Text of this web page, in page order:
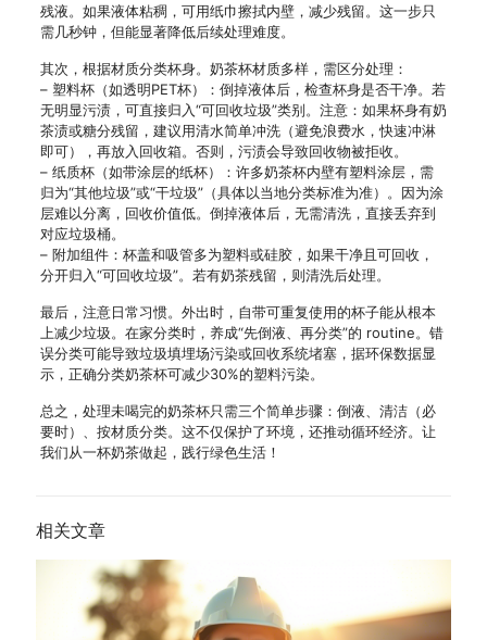
残液。如果液体粘稠，可用纸巾擦拭内壁，减少残留。这一步只
需几秒钟，但能显著降低后续处理难度。
其次，根据材质分类杯身。奶茶杯材质多样，需区分处理：
– 塑料杯（如透明PET杯）：倒掉液体后，检查杯身是否干净。若
无明显污渍，可直接归入“可回收垃圾”类别。注意：如果杯身有奶
茶渍或糖分残留，建议用清水简单冲洗（避免浪费水，快速冲淋
即可），再放入回收箱。否则，污渍会导致回收物被拒收。
– 纸质杯（如带涂层的纸杯）：许多奶茶杯内壁有塑料涂层，需
归为“其他垃圾”或“干垃圾”（具体以当地分类标准为准）。因为涂
层难以分离，回收价值低。倒掉液体后，无需清洗，直接丢弃到
对应垃圾桶。
– 附加组件：杯盖和吸管多为塑料或硅胶，如果干净且可回收，
分开归入“可回收垃圾”。若有奶茶残留，则清洗后处理。
最后，注意日常习惯。外出时，自带可重复使用的杯子能从根本
上减少垃圾。在家分类时，养成“先倒液、再分类”的 routine。错
误分类可能导致垃圾填埋场污染或回收系统堵塞，据环保数据显
示，正确分类奶茶杯可减少30%的塑料污染。
总之，处理未喝完的奶茶杯只需三个简单步骤：倒液、清洁（必
要时）、按材质分类。这不仅保护了环境，还推动循环经济。让
我们从一杯奶茶做起，践行绿色生活！
相关文章